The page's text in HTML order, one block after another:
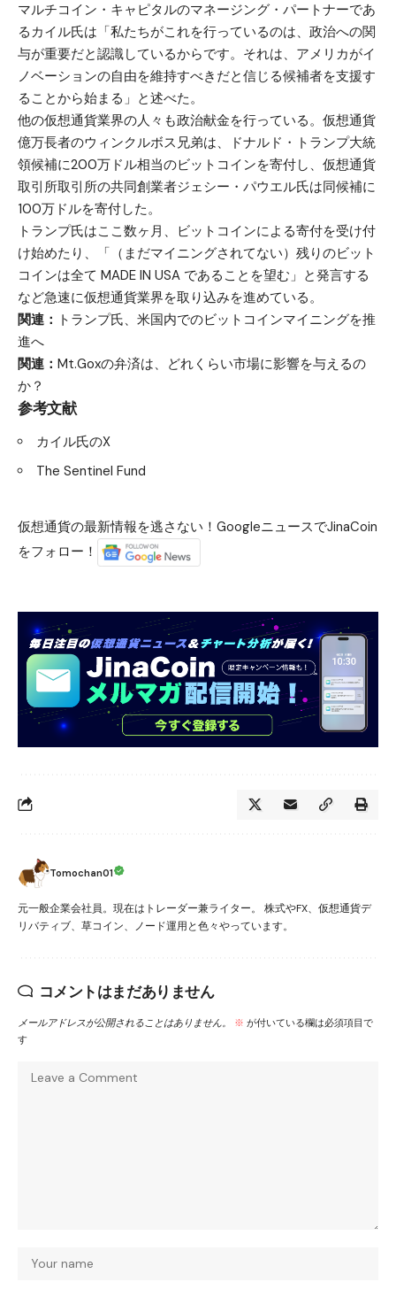
マルチコイン・キャピタルのマネージング・パートナーであ
るカイル氏は「私たちがこれを行っているのは、政治への関
与が重要だと認識しているからです。それは、アメリカがイ
ノベーションの自由を維持すべきだと信じる候補者を支援す
ることから始まる」と述べた。
他の仮想通貨業界の人々も政治献金を行っている。仮想通貨
億万長者のウィンクルボス兄弟は、ドナルド・トランプ大統
領候補に200万ドル相当のビットコインを寄付し、仮想通貨
取引所取引所の共同創業者ジェシー・パウエル氏は同候補に
100万ドルを寄付した。
トランプ氏はここ数ヶ月、ビットコインによる寄付を受け付
け始めたり、「（まだマイニングされてない）残りのビット
コインは全て MADE IN USA であることを望む」と発言する
など急速に仮想通貨業界を取り込みを進めている。
関連： トランプ氏、米国内でのビットコインマイニングを推
進へ
関連： Mt.Goxの弁済は、どれくらい市場に影響を与えるの
か？
参考文献
カイル氏のX
The Sentinel Fund
仮想通貨の最新情報を逃さない！GoogleニュースでJinaCoin
をフォロー！
Tomochan01
元一般企業会社員。現在はトレーダー兼ライター。 株式やFX、仮想通貨デ
リバティブ、草コイン、ノード運用と色々やっています。
コメントはまだありません
メールアドレスが公開されることはありません。 ※ が付いている欄は必須項目で
す